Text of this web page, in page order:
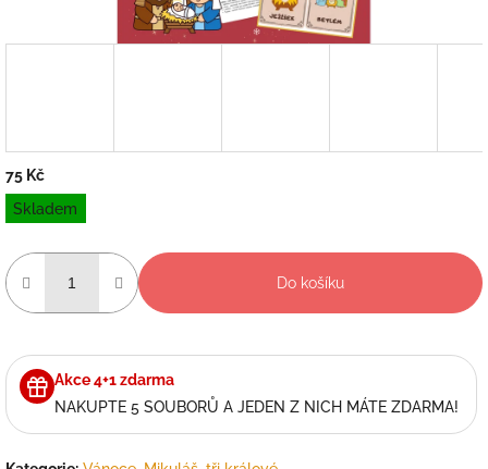
75 Kč
Měrná
cena:
Skladem
Do košíku
Akce 4+1 zdarma
NAKUPTE 5 SOUBORŮ A JEDEN Z NICH MÁTE ZDARMA!